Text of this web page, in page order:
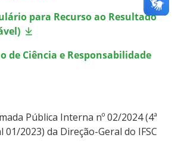
para Recurso ao Resultado
de Ciência e Responsabilidade
Pública Interna nº 02/2024 (4ª
01/2023) da Direção-Geral do IFSC